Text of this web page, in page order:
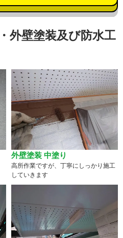
外壁塗装及び防水工
外壁塗装 中塗り
高所作業ですが、丁寧にしっかり施工
していきます